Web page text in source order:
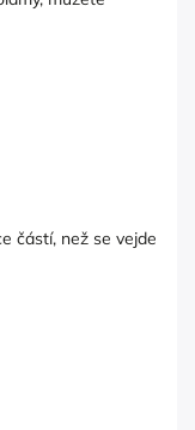
částí, než se vejde